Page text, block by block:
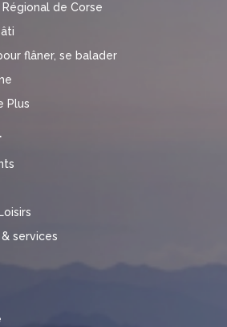
de Corse
flâner, se balader
Plus
services